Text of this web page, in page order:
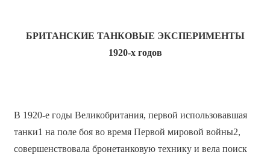
БРИТАНСКИЕ ТАНКОВЫЕ ЭКСПЕРИМЕНТЫ
1920-х годов
В 1920-е годы Великобритания, первой использовавшая
танки1 на поле боя во время Первой мировой войны2,
совершенствовала бронетанковую технику и вела поиск